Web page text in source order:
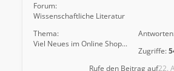
Forum:
Wissenschaftliche Literatur
Thema:
Viel Neues im Online Shop...
Zugriffe:
22.
Rufe den Beitrag auf